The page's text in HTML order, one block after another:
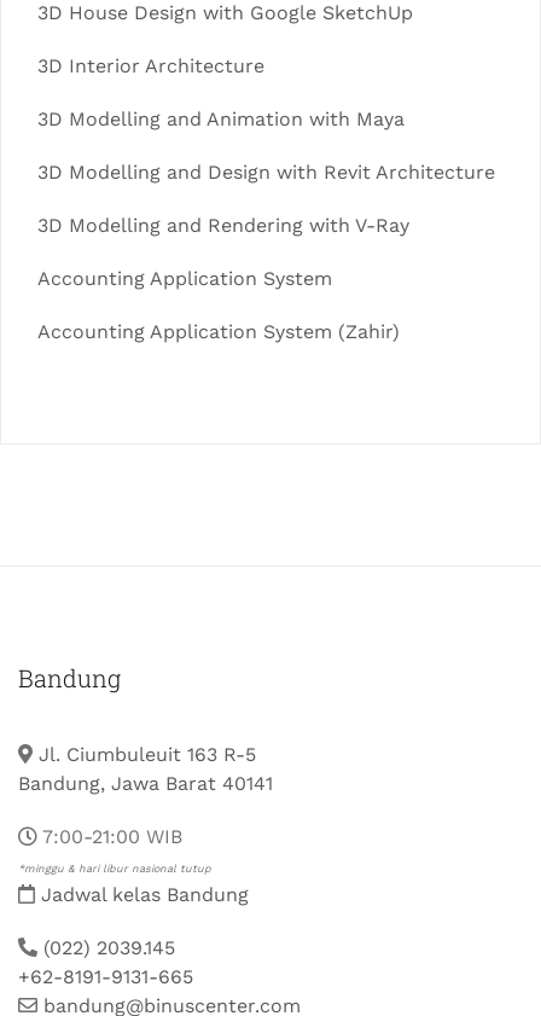
3D House Design with Google SketchUp
3D Interior Architecture
3D Modelling and Animation with Maya
3D Modelling and Design with Revit Architecture
3D Modelling and Rendering with V-Ray
Accounting Application System
Accounting Application System (Zahir)
Bandung
Jl. Ciumbuleuit 163 R-5
Bandung, Jawa Barat 40141
7:00-21:00 WIB
*minggu & hari libur nasional tutup
Jadwal kelas Bandung
(022) 2039.145
+62-8191-9131-665
bandung@binuscenter.com